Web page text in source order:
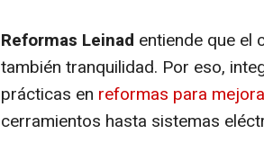
Reformas Leinad entiende que el
también tranquilidad. Por eso,
prácticas en reformas para
cerramientos hasta sistemas